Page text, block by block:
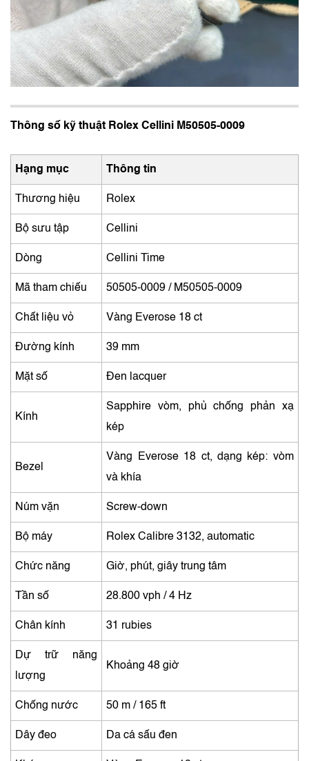
Thông số kỹ thuật Rolex Cellini M50505-0009
Hạng mục Thông tin
Thương hiệu Rolex
Bộ sưu tập Cellini
Dòng Cellini Time
Mã tham chiếu 50505-0009 / M50505-0009
Chất liệu vỏ Vàng Everose 18 ct
Đường kính 39 mm
Mặt số Đen lacquer
Kính
Sapphire vòm, phủ chống phản xạ
kép
Bezel
Vàng Everose 18 ct, dạng kép: vòm
và khía
Núm vặn Screw-down
Bộ máy Rolex Calibre 3132, automatic
Chức năng Giờ, phút, giây trung tâm
Tần số 28.800 vph / 4 Hz
Chân kính 31 rubies
Dự trữ năng
lượng
Khoảng 48 giờ
Chống nước 50 m / 165 ft
Dây đeo Da cá sấu đen